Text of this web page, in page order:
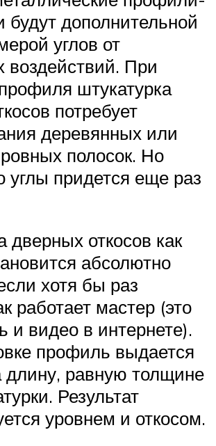
будут дополнительной
углов от
воздействий. При
штукатурка
потребует
деревянных или
полосок. Но
углы придется еще раз
дверных откосов как
абсолютно
хотя бы раз
работает мастер (это
и видео в интернете).
профиль выдается
длину, равную толщине
Результат
уровнем и откосом.